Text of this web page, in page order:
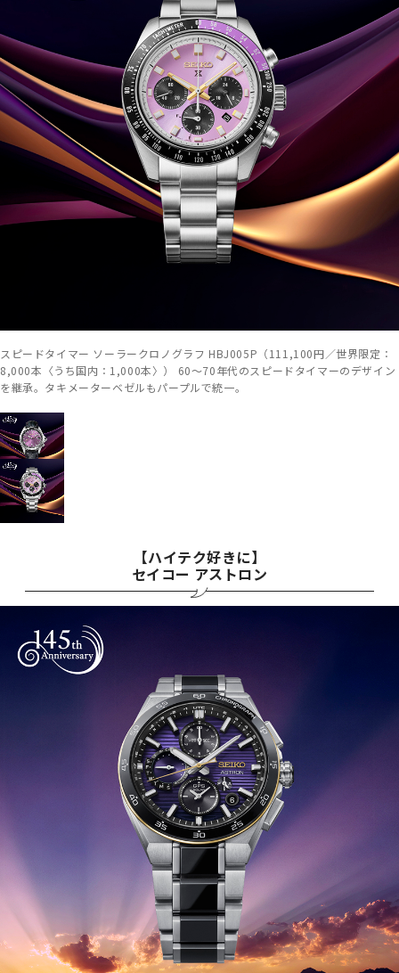
スピードタイマー ソーラークロノグラフ HBJ005P（111,100円／世界限定：
8,000本〈うち国内：1,000本〉） 60～70年代のスピードタイマーのデザイン
を継承。タキメーターベゼルもパープルで統一。
【ハイテク好きに】
セイコー アストロン